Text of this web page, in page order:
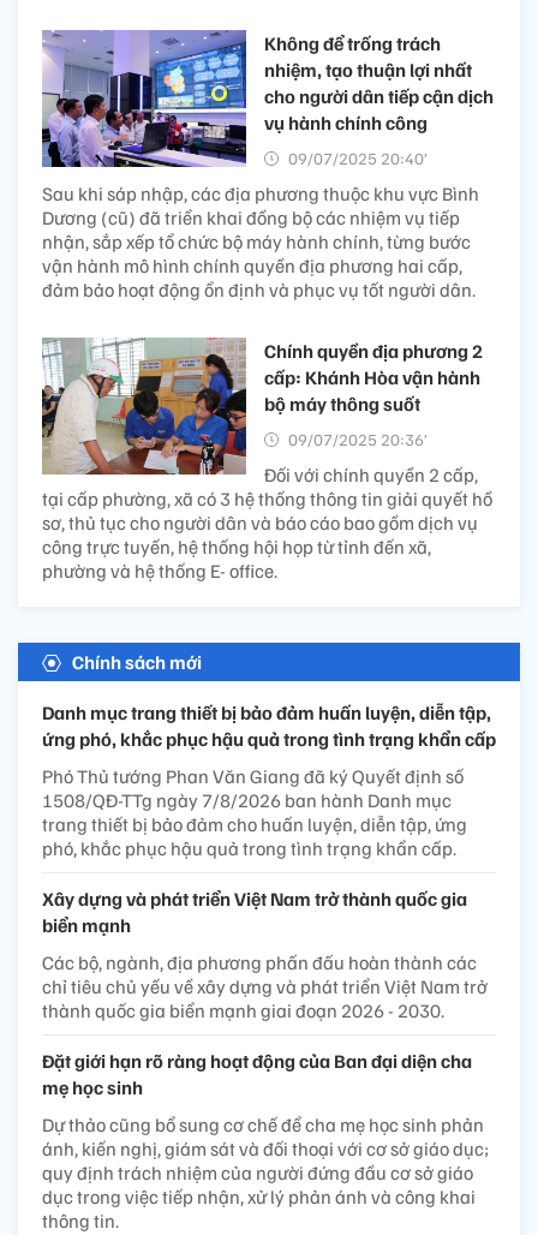
Không để trống trách
nhiệm, tạo thuận lợi nhất
cho người dân tiếp cận dịch
vụ hành chính công
09/07/2025 20:40’
Sau khi sáp nhập, các địa phương thuộc khu vực Bình
Dương (cũ) đã triển khai đồng bộ các nhiệm vụ tiếp
nhận, sắp xếp tổ chức bộ máy hành chính, từng bước
vận hành mô hình chính quyền địa phương hai cấp,
đảm bảo hoạt động ổn định và phục vụ tốt người dân.
Chính quyền địa phương 2
cấp: Khánh Hòa vận hành
bộ máy thông suốt
09/07/2025 20:36’
Đối với chính quyền 2 cấp,
tại cấp phường, xã có 3 hệ thống thông tin giải quyết hồ
sơ, thủ tục cho người dân và báo cáo bao gồm dịch vụ
công trực tuyến, hệ thống hội họp từ tỉnh đến xã,
phường và hệ thống E- office.
Chính sách mới
Danh mục trang thiết bị bảo đảm huấn luyện, diễn tập,
ứng phó, khắc phục hậu quả trong tình trạng khẩn cấp
Phó Thủ tướng Phan Văn Giang đã ký Quyết định số
1508/QĐ-TTg ngày 7/8/2026 ban hành Danh mục
trang thiết bị bảo đảm cho huấn luyện, diễn tập, ứng
phó, khắc phục hậu quả trong tình trạng khẩn cấp.
Xây dựng và phát triển Việt Nam trở thành quốc gia
biển mạnh
Các bộ, ngành, địa phương phấn đấu hoàn thành các
chỉ tiêu chủ yếu về xây dựng và phát triển Việt Nam trở
thành quốc gia biển mạnh giai đoạn 2026 - 2030.
Đặt giới hạn rõ ràng hoạt động của Ban đại diện cha
mẹ học sinh
Dự thảo cũng bổ sung cơ chế để cha mẹ học sinh phản
ánh, kiến nghị, giám sát và đối thoại với cơ sở giáo dục;
quy định trách nhiệm của người đứng đầu cơ sở giáo
dục trong việc tiếp nhận, xử lý phản ánh và công khai
thông tin.